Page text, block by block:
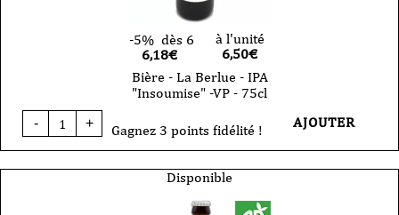
-5% dès 6
6,18€
à l'unité
6,50€
Bière - La Berlue - IPA
"Insoumise" -VP - 75cl
-
quantité
de
La
+ Gagnez 3 points fidélité ! AJOUTER
Disponible